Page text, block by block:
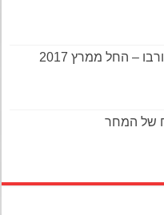
סוזוקי קרוסאובר טורבו – החל ממרץ 2017